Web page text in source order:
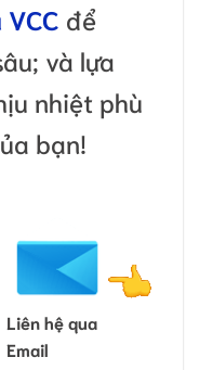
để
và lựa
nhiệt phù
bạn!
Liên hệ qua
Email